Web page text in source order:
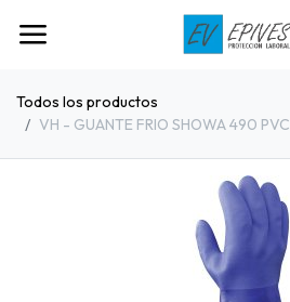
Todos los productos
VH - GUANTE FRIO SHOWA 490 PVC